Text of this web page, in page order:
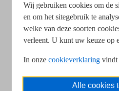
Wij gebruiken cookies om de
en om het sitegebruik te
welke van deze soorten
verleent. U kunt uw keuze op
In onze cookieverklaring vindt
Alle cookies